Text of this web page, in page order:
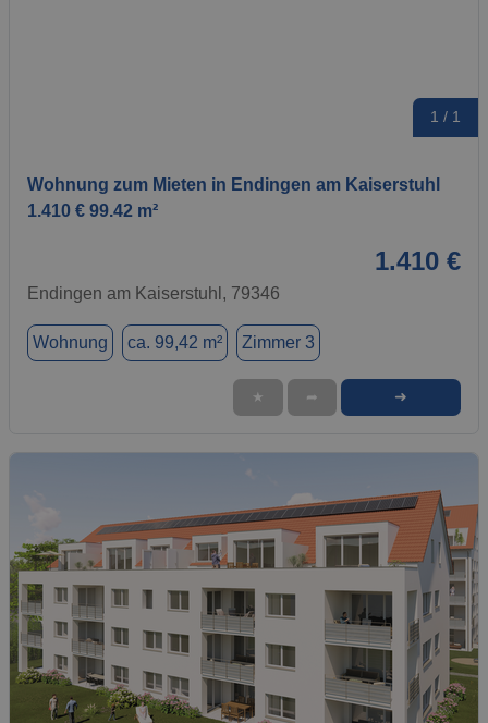
1 / 1
Wohnung zum Mieten in Endingen am Kaiserstuhl
1.410 € 99.42 m²
1.410 €
Endingen am Kaiserstuhl, 79346
Wohnung ca. 99,42 m² Zimmer 3
★ ➦ ➜